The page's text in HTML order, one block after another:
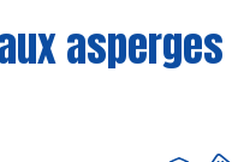
asperges